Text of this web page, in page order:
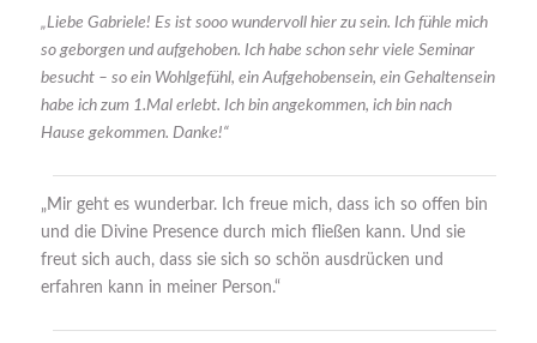
„Liebe Gabriele! Es ist sooo wundervoll hier zu sein. Ich fühle mich
so geborgen und aufgehoben. Ich habe schon sehr viele Seminar
besucht – so ein Wohlgefühl, ein Aufgehobensein, ein Gehaltensein
habe ich zum 1.Mal erlebt. Ich bin angekommen, ich bin nach
Hause gekommen. Danke!“
„Mir geht es wunderbar. Ich freue mich, dass ich so offen bin
und die Divine Presence durch mich fließen kann. Und sie
freut sich auch, dass sie sich so schön ausdrücken und
erfahren kann in meiner Person.“